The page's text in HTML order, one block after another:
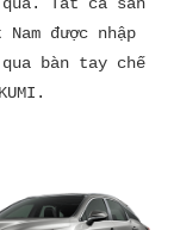
Tất cả sản
được nhập
bàn tay chế